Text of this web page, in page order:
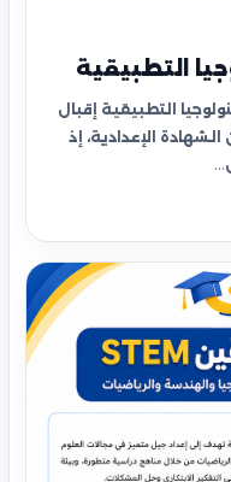
التطبيقية
التطبيقية إقبال
الإعدادية، إذ